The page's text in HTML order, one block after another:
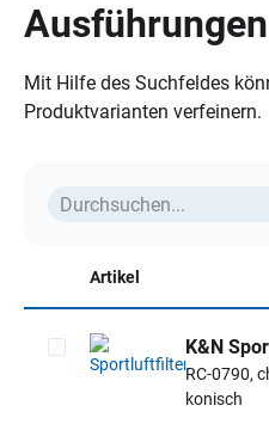
Ausführungen
Mit Hilfe des Suchfeldes
Produktvarianten verfeinern.
Artikel
Artikel auswählen
K&N
RC-0790,
konisch